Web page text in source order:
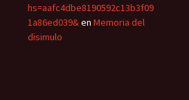
hs=aafc4dbe8190592c13b3f09
1a86ed039&en Memoria del
disimulo